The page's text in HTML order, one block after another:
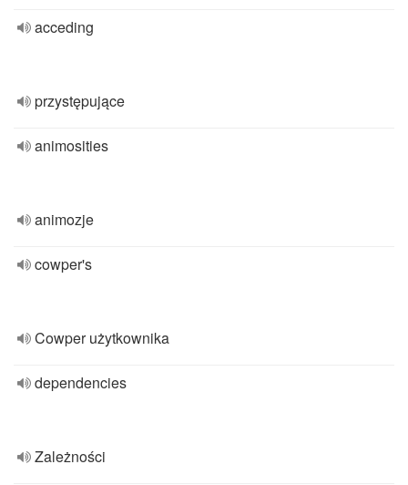
acceding
przystępujące
animosities
animozje
cowper's
Cowper użytkownika
dependencies
Zależności